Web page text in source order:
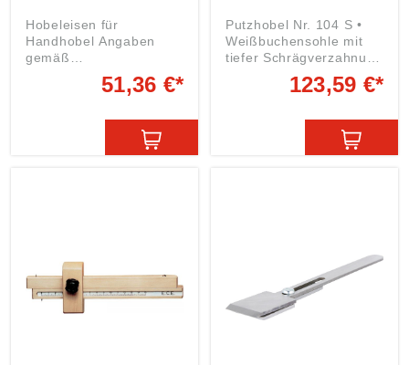
Hobeleisen für
Handhobel Angaben
gemäß
Produktsicherheitsveror
dnung ((EU) 2023/998):
Co. KG, Herder Str.7,
42853 Remscheid, DE,
ece@ecemmerich.de
51,36 €*
Putzhobel Nr. 104 S •
Weißbuchensohle mit
tiefer Schrägverzahnung
• Integriertes Keil-
Widerlager, Spankasten
Stärkstes Ankeilen
Spleißen des
42853 Remscheid, DE,
ece@ecemmerich.de
123,59 €*